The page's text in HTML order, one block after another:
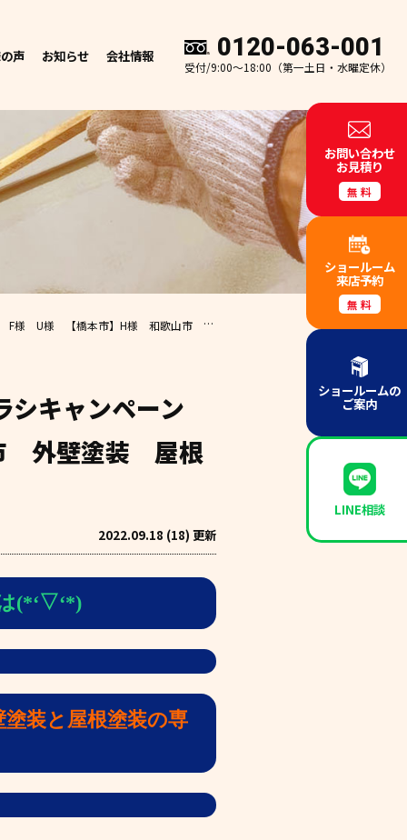
声 お知らせ 会社情報 0120-063-001
受付/9:00～18:00（第一土日・水曜定休）
歌山市 外壁塗装 屋根塗装 専門店 エースペイント
シキャンペーン
外壁塗装 屋根
2022.09.18 (18) 更新
(*‘▽‘*)
装と屋根塗装の専
お問い合わせ
お見積り
無料
ショールーム
来店予約
無料
ショールームの
ご案内
LINE相談